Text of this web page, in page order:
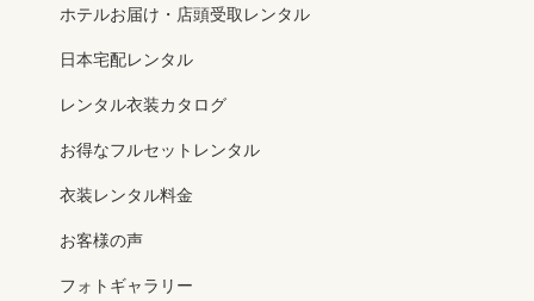
ホテルお届け・店頭受取レンタル
日本宅配レンタル
レンタル衣装カタログ
お得なフルセットレンタル
衣装レンタル料金
お客様の声
フォトギャラリー